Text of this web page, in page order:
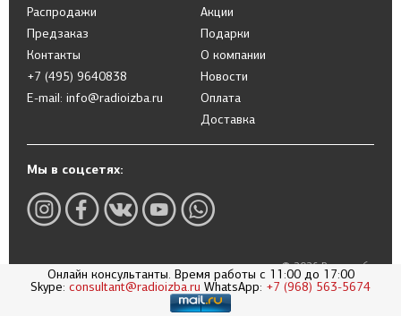
Распродажи
Предзаказ
Акции
Подарки
Контакты
+7 (495) 9640838
E-mail: info@radioizba.ru
О компании
Новости
Оплата
Доставка
Мы в соцсетях:
© 2026 Радиоизба
Политика в отношении обработки
персональных данных
Онлайн консультанты. Время работы с 11:00 до 17:00
Skype: consultant@radioizba.ru WhatsApp: +7 (968) 563-5674